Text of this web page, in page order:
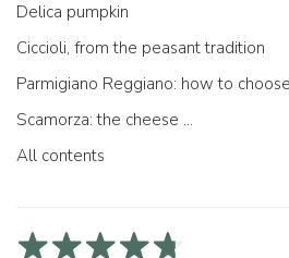
Delica pumpkin
Ciccioli, from the peasant tradition
Scamorza: the cheese ...
All contents